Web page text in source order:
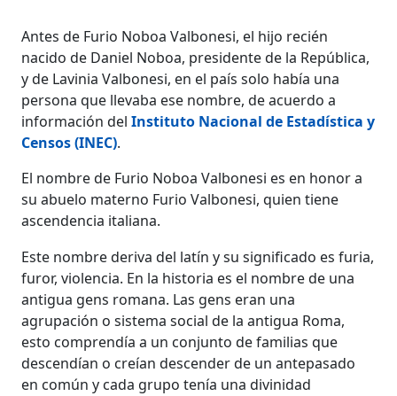
Antes de Furio Noboa Valbonesi, el hijo recién
nacido de Daniel Noboa, presidente de la República,
y de Lavinia Valbonesi, en el país solo había una
persona que llevaba ese nombre, de acuerdo a
información del Instituto Nacional de Estadística y
Censos (INEC).
El nombre de Furio Noboa Valbonesi es en honor a
su abuelo materno Furio Valbonesi, quien tiene
ascendencia italiana.
Este nombre deriva del latín y su significado es furia,
furor, violencia. En la historia es el nombre de una
antigua gens romana. Las gens eran una
agrupación o sistema social de la antigua Roma,
esto comprendía a un conjunto de familias que
descendían o creían descender de un antepasado
en común y cada grupo tenía una divinidad